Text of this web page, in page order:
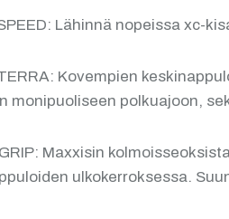
Lähinnä nopeissa xc-
Kovempien
monipuoliseen polkuajoon,
Maxxisin
ulkokerroksessa.